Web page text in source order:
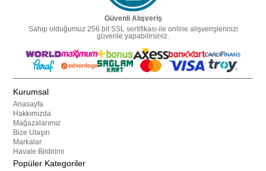
Güvenli Alışveriş
Sahip olduğumuz 256 bit SSL sertifikası ile online alışverişlerinizi
güvenle yapabilirsiniz.
Kurumsal
Anasayfa
Hakkımızda
Mağazalarımız
Bize Ulaşın
Markalar
Havale Bildirimi
Popüler Kategoriler